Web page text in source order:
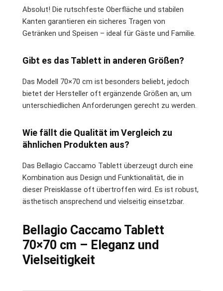
Absolut! Die rutschfeste Oberfläche und stabilen
Kanten garantieren ein sicheres Tragen von
Getränken und Speisen – ideal für Gäste und Familie.
Gibt es das Tablett in anderen Größen?
Das Modell 70×70 cm ist besonders beliebt, jedoch
bietet der Hersteller oft ergänzende Größen an, um
unterschiedlichen Anforderungen gerecht zu werden.
Wie fällt die Qualität im Vergleich zu
ähnlichen Produkten aus?
Das Bellagio Caccamo Tablett überzeugt durch eine
Kombination aus Design und Funktionalität, die in
dieser Preisklasse oft übertroffen wird. Es ist robust,
ästhetisch ansprechend und vielseitig einsetzbar.
Bellagio Caccamo Tablett
70×70 cm – Eleganz und
Vielseitigkeit